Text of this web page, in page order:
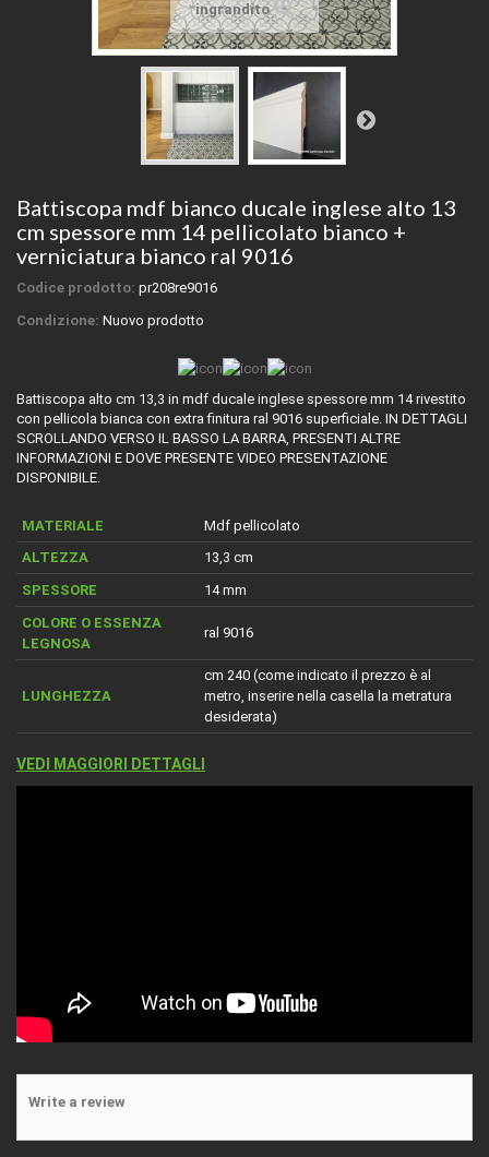
ingrandito
Battiscopa mdf bianco ducale inglese alto 13
cm spessore mm 14 pellicolato bianco +
verniciatura bianco ral 9016
Codice prodotto: pr208re9016
Condizione: Nuovo prodotto
Battiscopa alto cm 13,3 in mdf ducale inglese spessore mm 14 rivestito
con pellicola bianca con extra finitura ral 9016 superficiale. IN DETTAGLI
SCROLLANDO VERSO IL BASSO LA BARRA, PRESENTI ALTRE
INFORMAZIONI E DOVE PRESENTE VIDEO PRESENTAZIONE
DISPONIBILE.
MATERIALE
Mdf pellicolato
ALTEZZA
13,3 cm
SPESSORE
14 mm
COLORE O ESSENZA
LEGNOSA
ral 9016
LUNGHEZZA
cm 240 (come indicato il prezzo è al
metro, inserire nella casella la metratura
desiderata)
VEDI MAGGIORI DETTAGLI
Write a review